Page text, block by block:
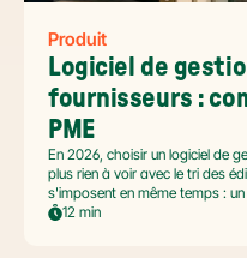
Produit
Logiciel de
fournisseurs :
PME
En 2026, choisir un logiciel de
plus rien à voir avec le tri des
s'imposent en même temps :
USD en pleine accélération,
12 min